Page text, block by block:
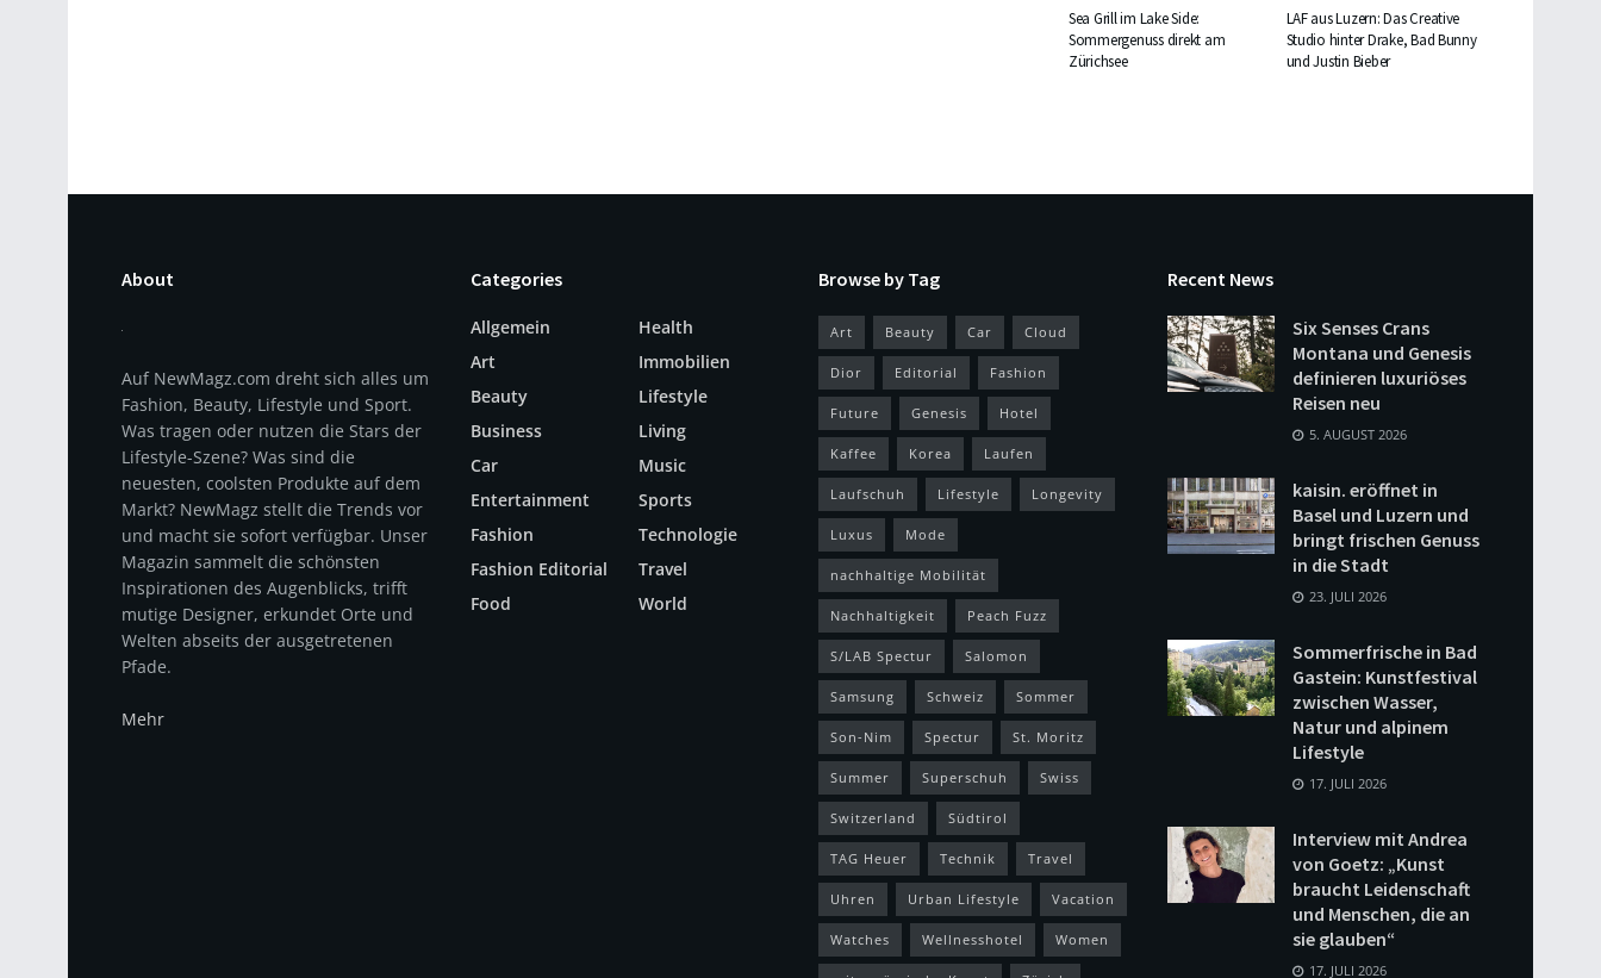
Sea Grill im Lake Side:
Sommergenuss direkt am
Zürichsee
LAF aus Luzern: Das Creative
Studio hinter Drake, Bad Bunny
und Justin Bieber
About
Auf NewMagz.com dreht sich alles um
Fashion, Beauty, Lifestyle und Sport.
Was tragen oder nutzen die Stars der
Lifestyle-Szene? Was sind die
neuesten, coolsten Produkte auf dem
Markt? NewMagz stellt die Trends vor
und macht sie sofort verfügbar. Unser
Magazin sammelt die schönsten
Inspirationen des Augenblicks, trifft
mutige Designer, erkundet Orte und
Welten abseits der ausgetretenen
Pfade.
Mehr
Categories
Allgemein
Art
Beauty
Business
Car
Entertainment
Fashion
Fashion Editorial
Food
Health
Immobilien
Lifestyle
Living
Music
Sports
Technologie
Travel
World
Browse by Tag
Art Beauty Car Cloud
Dior Editorial Fashion
Future Genesis Hotel
Kaffee Korea Laufen
Laufschuh Lifestyle Longevity
Luxus Mode
nachhaltige Mobilität
Nachhaltigkeit Peach Fuzz
S/LAB Spectur Salomon
Samsung Schweiz Sommer
Son-Nim Spectur St. Moritz
Summer Superschuh Swiss
Switzerland Südtirol
TAG Heuer Technik Travel
Uhren Urban Lifestyle Vacation
Watches Wellnesshotel Women
Recent News
Six Senses Crans
Montana und Genesis
definieren luxuriöses
Reisen neu
5. AUGUST 2026
kaisin. eröffnet in
Basel und Luzern und
bringt frischen Genuss
in die Stadt
23. JULI 2026
Sommerfrische in Bad
Gastein: Kunstfestival
zwischen Wasser,
Natur und alpinem
Lifestyle
17. JULI 2026
Interview mit Andrea
von Goetz: „Kunst
braucht Leidenschaft
und Menschen, die an
sie glauben“
17. JULI 2026